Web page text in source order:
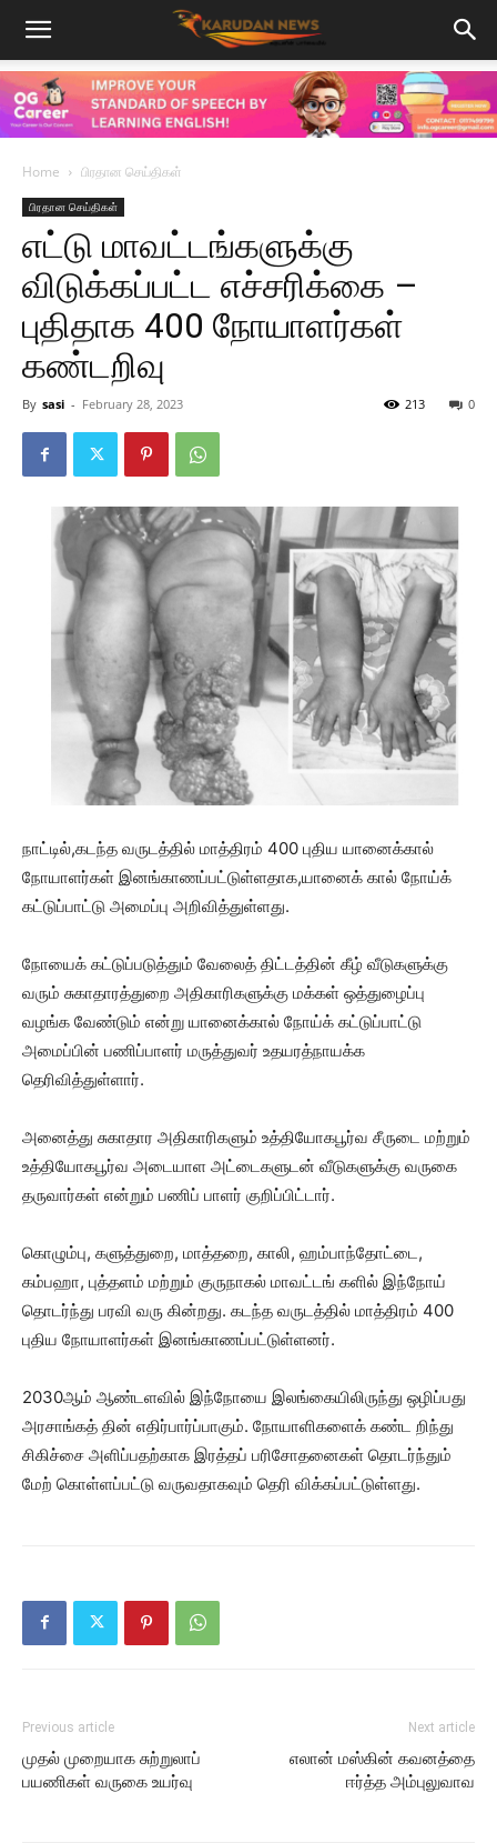
Home பிரதான செய்திகள்
பிரதான செய்திகள்
எட்டு மாவட்டங்களுக்கு
விடுக்கப்பட்ட எச்சரிக்கை –
புதிதாக 400 நோயாளர்கள்
கண்டறிவு
By sasi - February 28, 2023 0
213
நாட்டில்,கடந்த வருடத்தில் மாத்திரம் 400 புதிய யானைக்கால்
நோயாளர்கள் இனங்காணப்பட்டுள்ளதாக,யானைக் கால் நோய்க்
கட்டுப்பாட்டு அமைப்பு அறிவித்துள்ளது.
நோயைக் கட்டுப்படுத்தும் வேலைத் திட்டத்தின் கீழ் வீடுகளுக்கு
வரும் சுகாதாரத்துறை அதிகாரிகளுக்கு மக்கள் ஒத்துழைப்பு
வழங்க வேண்டும் என்று யானைக்கால் நோய்க் கட்டுப்பாட்டு
அமைப்பின் பணிப்பாளர் மருத்துவர் உதயரத்நாயக்க
தெரிவித்துள்ளார்.
அனைத்து சுகாதார அதிகாரிகளும் உத்தியோகபூர்வ சீருடை மற்றும்
உத்தியோகபூர்வ அடையாள அட்டைகளுடன் வீடுகளுக்கு வருகை
தருவார்கள் என்றும் பணிப் பாளர் குறிப்பிட்டார்.
கொழும்பு, களுத்துறை, மாத்தறை, காலி, ஹம்பாந்தோட்டை,
கம்பஹா, புத்தளம் மற்றும் குருநாகல் மாவட்டங் களில் இந்நோய்
தொடர்ந்து பரவி வரு கின்றது. கடந்த வருடத்தில் மாத்திரம் 400
புதிய நோயாளர்கள் இனங்காணப்பட்டுள்ளனர்.
2030ஆம் ஆண்டளவில் இந்நோயை இலங்கையிலிருந்து ஒழிப்பது
அரசாங்கத் தின் எதிர்பார்ப்பாகும். நோயாளிகளைக் கண்ட றிந்து
சிகிச்சை அளிப்பதற்காக இரத்தப் பரிசோதனைகள் தொடர்ந்தும்
மேற் கொள்ளப்பட்டு வருவதாகவும் தெரி விக்கப்பட்டுள்ளது.
Previous article
முதல் முறையாக சுற்றுலாப்
பயணிகள் வருகை உயர்வு
Next article
எலான் மஸ்கின் கவனத்தை
ஈர்த்த அம்புலுவாவ